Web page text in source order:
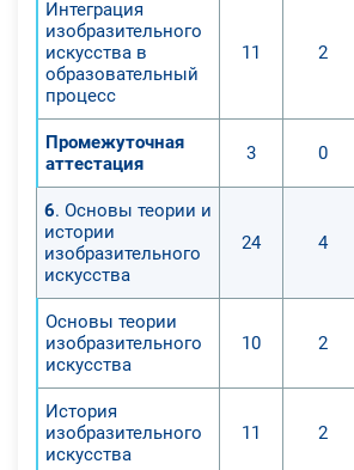
Интеграция
изобразительного
искусства в
образовательный
процесс
11 2
Промежуточная
аттестация
3 0
6. Основы теории и
истории
изобразительного
искусства
24 4
Основы теории
изобразительного
искусства
10 2
История
изобразительного
искусства
11 2